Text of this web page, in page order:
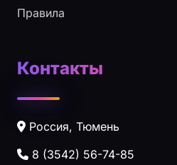
Правила
Контакты
Россия, Тюмень
8 (3542) 56-74-85